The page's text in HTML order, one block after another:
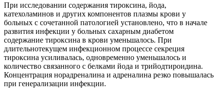
При исследовании содержания тироксина, йода,
катехоламинов и других компонентов плазмы крови у
больных с сочетанной патологией установлено, что в начале
развития инфекции у больных сахарным диабетом
содержание тироксина в крови уменьшалось. При
длительнотекущем инфекционном процессе секреция
тироксина усиливалась, одновременно уменьшалось и
количество связанного с белками йода и трийодтироидина.
Концентрация норадреналина и адреналина резко повышалась
при генерализации инфекции.